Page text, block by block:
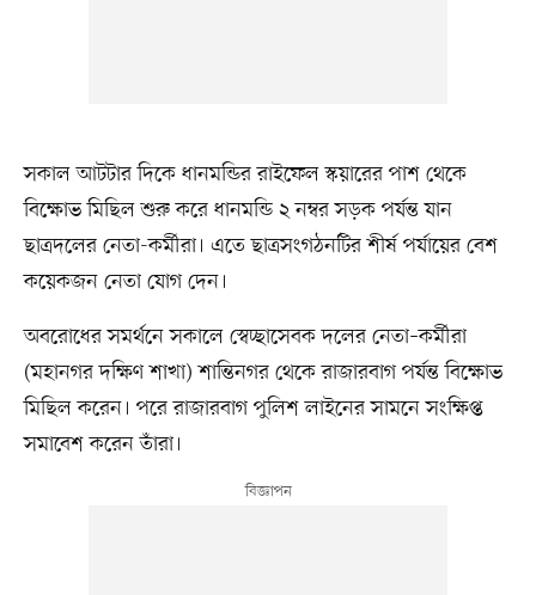
সকাল আটটার দিকে ধানমন্ডির রাইফেল স্কয়ারের পাশ থেকে
বিক্ষোভ মিছিল শুরু করে ধানমন্ডি ২ নম্বর সড়ক পর্যন্ত যান
ছাত্রদলের নেতা-কর্মীরা। এতে ছাত্রসংগঠনটির শীর্ষ পর্যায়ের বেশ
কয়েকজন নেতা যোগ দেন।
অবরোধের সমর্থনে সকালে স্বেচ্ছাসেবক দলের নেতা–কর্মীরা
(মহানগর দক্ষিণ শাখা) শান্তিনগর থেকে রাজারবাগ পর্যন্ত বিক্ষোভ
মিছিল করেন। পরে রাজারবাগ পুলিশ লাইনের সামনে সংক্ষিপ্ত
সমাবেশ করেন তাঁরা।